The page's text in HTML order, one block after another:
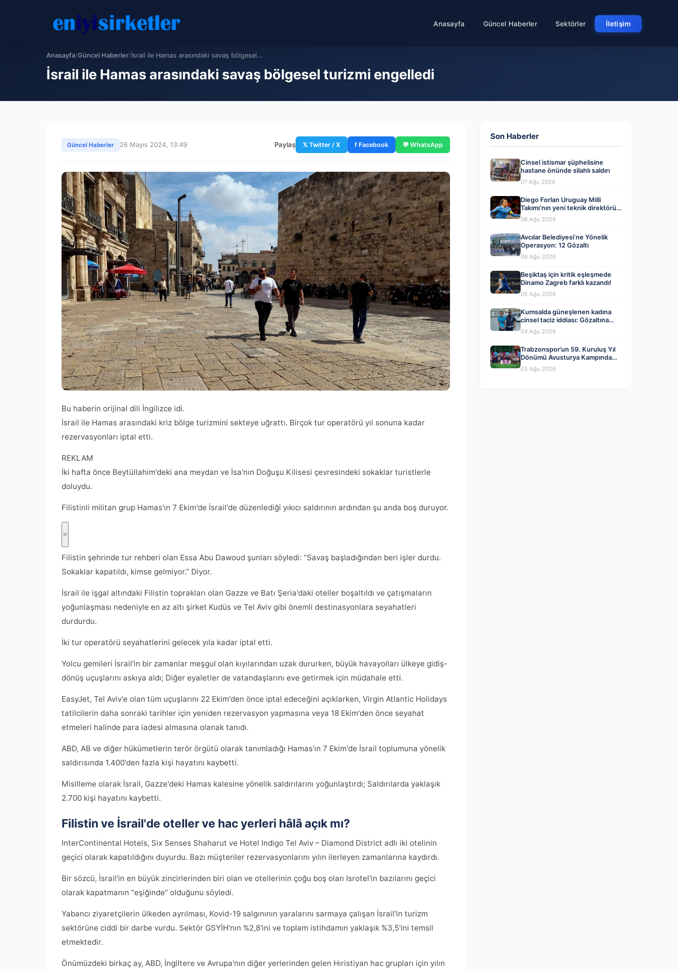
Anasayfa Güncel Haberler Sektörler İletişim
Anasayfa/Güncel Haberler/İsrail ile Hamas arasındaki savaş bölgesel...
İsrail ile Hamas arasındaki savaş bölgesel turizmi engelledi
Güncel Haberler 26 Mayıs 2024, 13:49 Paylaş 𝕏 Twitter / X f Facebook 💬 WhatsApp
Bu haberin orijinal dili İngilizce idi.
İsrail ile Hamas arasındaki kriz bölge turizmini sekteye uğrattı. Birçok tur operatörü yıl sonuna kadar
rezervasyonları iptal etti.
REKLAM
İki hafta önce Beytüllahim'deki ana meydan ve İsa'nın Doğuşu Kilisesi çevresindeki sokaklar turistlerle
doluydu.
Filistinli militan grup Hamas'ın 7 Ekim'de İsrail'de düzenlediği yıkıcı saldırının ardından şu anda boş duruyor.
Filistin şehrinde tur rehberi olan Essa Abu Dawoud şunları söyledi: “Savaş başladığından beri işler durdu.
Sokaklar kapatıldı, kimse gelmiyor.” Diyor.
İsrail ile işgal altındaki Filistin toprakları olan Gazze ve Batı Şeria'daki oteller boşaltıldı ve çatışmaların
yoğunlaşması nedeniyle en az altı şirket Kudüs ve Tel Aviv gibi önemli destinasyonlara seyahatleri
durdurdu.
İki tur operatörü seyahatlerini gelecek yıla kadar iptal etti.
Yolcu gemileri İsrail'in bir zamanlar meşgul olan kıyılarından uzak dururken, büyük havayolları ülkeye gidiş-
dönüş uçuşlarını askıya aldı; Diğer eyaletler de vatandaşlarını eve getirmek için müdahale etti.
EasyJet, Tel Aviv'e olan tüm uçuşlarını 22 Ekim'den önce iptal edeceğini açıklarken, Virgin Atlantic Holidays
tatilcilerin daha sonraki tarihler için yeniden rezervasyon yapmasına veya 18 Ekim'den önce seyahat
etmeleri halinde para iadesi almasına olanak tanıdı.
ABD, AB ve diğer hükümetlerin terör örgütü olarak tanımladığı Hamas'ın 7 Ekim'de İsrail toplumuna yönelik
saldırısında 1.400'den fazla kişi hayatını kaybetti.
Misilleme olarak İsrail, Gazze'deki Hamas kalesine yönelik saldırılarını yoğunlaştırdı; Saldırılarda yaklaşık
2.700 kişi hayatını kaybetti.
Filistin ve İsrail'de oteller ve hac yerleri hâlâ açık mı?
InterContinental Hotels, Six Senses Shaharut ve Hotel Indigo Tel Aviv – Diamond District adlı iki otelinin
geçici olarak kapatıldığını duyurdu. Bazı müşteriler rezervasyonlarını yılın ilerleyen zamanlarına kaydırdı.
Bir sözcü, İsrail'in en büyük zincirlerinden biri olan ve otellerinin çoğu boş olan Isrotel'in bazılarını geçici
olarak kapatmanın “eşiğinde” olduğunu söyledi.
Yabancı ziyaretçilerin ülkeden ayrılması, Kovid-19 salgınının yaralarını sarmaya çalışan İsrail'in turizm
sektörüne ciddi bir darbe vurdu. Sektör GSYİH'nın %2,8'ini ve toplam istihdamın yaklaşık %3,5'ini temsil
etmektedir.
Önümüzdeki birkaç ay, ABD, İngiltere ve Avrupa'nın diğer yerlerinden gelen Hıristiyan hac grupları için yılın
Son Haberler
Cinsel istismar şüphelisine
hastane önünde silahlı saldırı
07 Ağu 2026
Diego Forlan Uruguay Milli
Takımı’nın yeni teknik direktörü
oldu
06 Ağu 2026
Avcılar Belediyesi’ne Yönelik
Operasyon: 12 Gözaltı
06 Ağu 2026
Beşiktaş için kritik eşleşmede
Dinamo Zagreb farklı kazandı!
05 Ağu 2026
Kumsalda güneşlenen kadına
cinsel taciz iddiası: Gözaltına
alındı
04 Ağu 2026
Trabzonspor’un 59. Kuruluş Yıl
Dönümü Avusturya Kampında
Coşkuyla Kutlandı
03 Ağu 2026